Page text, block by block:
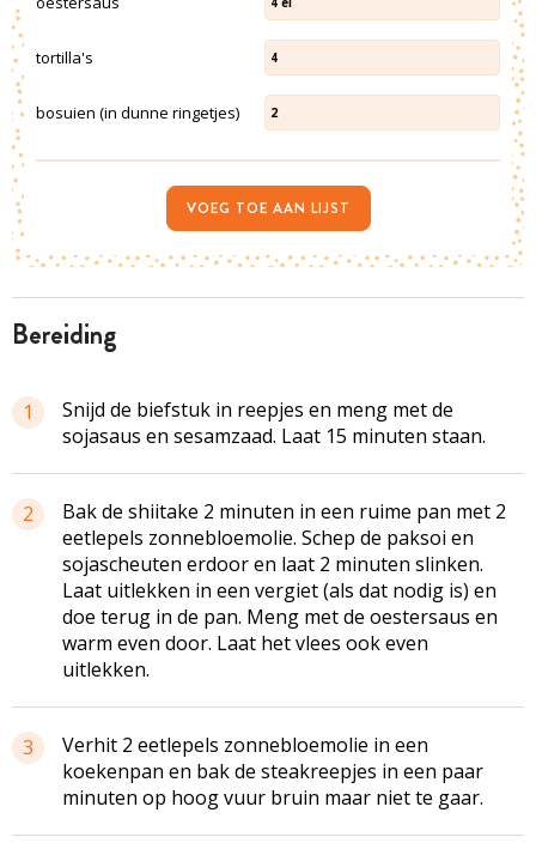
bereiding
1
Snijd de biefstuk in reepjes en meng met de
sojasaus en sesamzaad. Laat 15 minuten staan.
2
Bak de shiitake 2 minuten in een ruime pan met 2
eetlepels zonnebloemolie. Schep de paksoi en
sojascheuten erdoor en laat 2 minuten slinken.
Laat uitlekken in een vergiet (als dat nodig is) en
doe terug in de pan. Meng met de oestersaus en
warm even door. Laat het vlees ook even
uitlekken.
3
Verhit 2 eetlepels zonnebloemolie in een
koekenpan en bak de steakreepjes in een paar
minuten op hoog vuur bruin maar niet te gaar.
tortilla's 4
bosuien (in dunne ringetjes) 2
VOEG TOE AAN LIJST